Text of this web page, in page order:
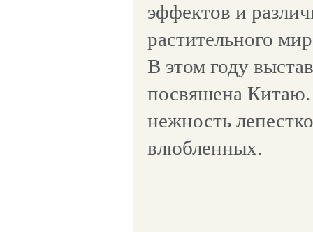
эффектов и
растительного
В этом году
посвяшена
нежность
влюбленных.